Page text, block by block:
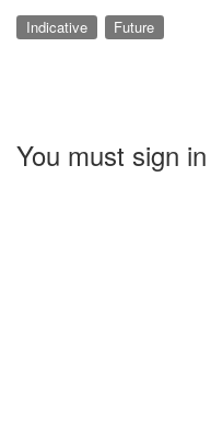
Indicative Future
You must sign